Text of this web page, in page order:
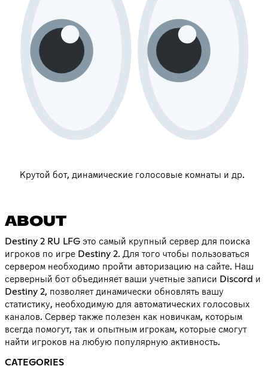
Крутой бот, динамические голосовые комнаты и др.
ABOUT
Destiny 2 RU LFG это самый крупный сервер для поиска
игроков по игре Destiny 2. Для того чтобы пользоваться
сервером необходимо пройти авторизацию на сайте. Наш
серверный бот объединяет ваши учетные записи Discord и
Destiny 2, позволяет динамически обновлять вашу
статистику, необходимую для автоматических голосовых
каналов. Сервер также полезен как новичкам, которым
всегда помогут, так и опытным игрокам, которые смогут
найти игроков на любую популярную активность.
CATEGORIES